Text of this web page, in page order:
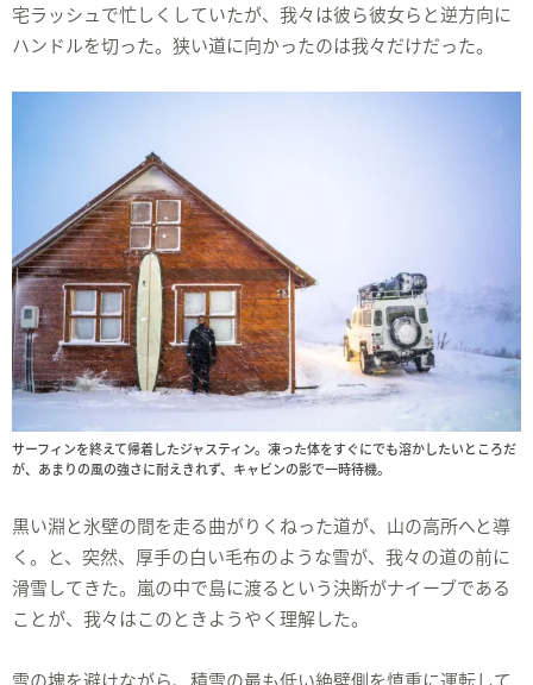
宅ラッシュで忙しくしていたが、我々は彼ら彼女らと逆方向に
ハンドルを切った。狭い道に向かったのは我々だけだった。
サーフィンを終えて帰着したジャスティン。凍った体をすぐにでも溶かしたいところだ
が、あまりの風の強さに耐えきれず、キャビンの影で一時待機。
黒い淵と氷壁の間を走る曲がりくねった道が、山の高所へと導
く。と、突然、厚手の白い毛布のような雪が、我々の道の前に
滑雪してきた。嵐の中で島に渡るという決断がナイーブである
ことが、我々はこのときようやく理解した。